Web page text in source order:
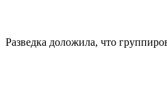
Разведка доложила, что